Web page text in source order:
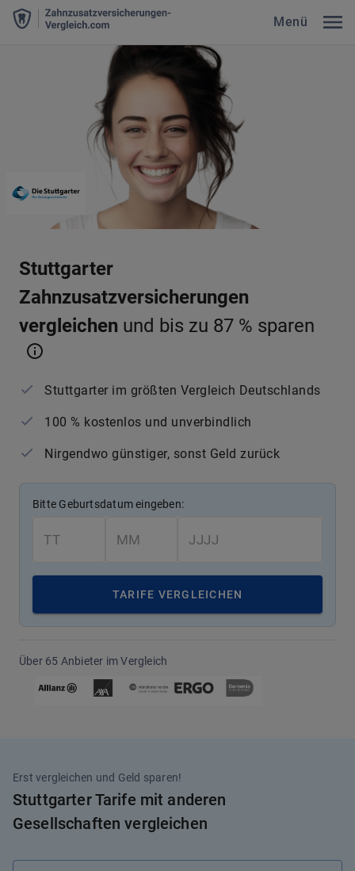
Menü
Stuttgarter
Zahnzusatzversicherungen
vergleichen und bis zu 87 % sparen
Stuttgarter im größten Vergleich Deutschlands
100 % kostenlos und unverbindlich
Nirgendwo günstiger, sonst Geld zurück
Bitte Geburtsdatum eingeben:
TARIFE VERGLEICHEN
Über 65 Anbieter im Vergleich
Erst vergleichen und Geld sparen!
Stuttgarter Tarife mit anderen
Gesellschaften vergleichen